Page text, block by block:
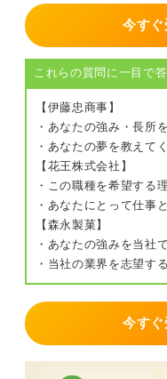
今すぐ
これらの質問に一目で
【伊藤忠商事】
・あなたの強み・長所
・あなたの夢を教えて
【花王株式会社】
・この職種を希望する
・あなたにとって仕事
【森永製菓】
・あなたの強みを当社
・当社の業界を志望す
今すぐ